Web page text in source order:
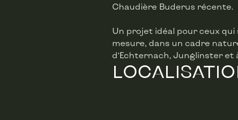
Chaudière Buderus récente.
Un projet idéal pour ceux
mesure, dans un cadre
d’Echternach, Junglinster et